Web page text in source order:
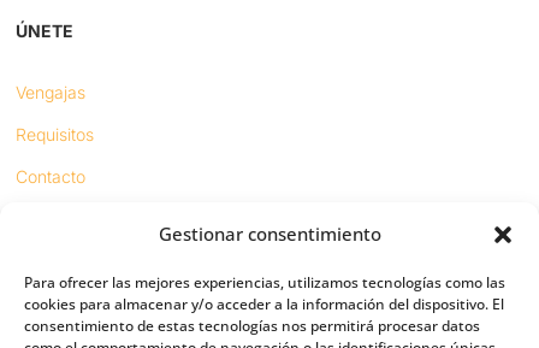
Gestionar consentimiento
Para ofrecer las mejores experiencias, utilizamos tecnologías como las
cookies para almacenar y/o acceder a la información del dispositivo. El
consentimiento de estas tecnologías nos permitirá procesar datos
ÚNETE
Vengajas
Requisitos
Contacto
Sínodo digital
Respeto en redes